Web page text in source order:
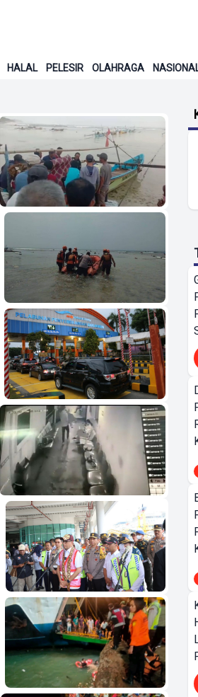
HALAL PELESIR OLAHRAGA